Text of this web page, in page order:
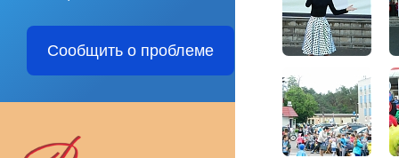
Сообщить о проблеме